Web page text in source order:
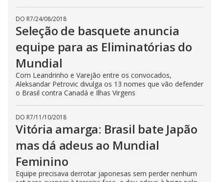
DO R7/24/08/2018
Seleção de basquete anuncia
equipe para as Eliminatórias do
Mundial
Com Leandrinho e Varejão entre os convocados,
Aleksandar Petrovic divulga os 13 nomes que vão defender
o Brasil contra Canadá e Ilhas Virgens
DO R7/11/10/2018
Vitória amarga: Brasil bate Japão
mas dá adeus ao Mundial
Feminino
Equipe precisava derrotar japonesas sem perder nenhum